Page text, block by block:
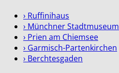
› Ruffinihaus
› Münchner Stadtmuseum
› Prien am Chiemsee
› Garmisch-Partenkirchen
› Berchtesgaden